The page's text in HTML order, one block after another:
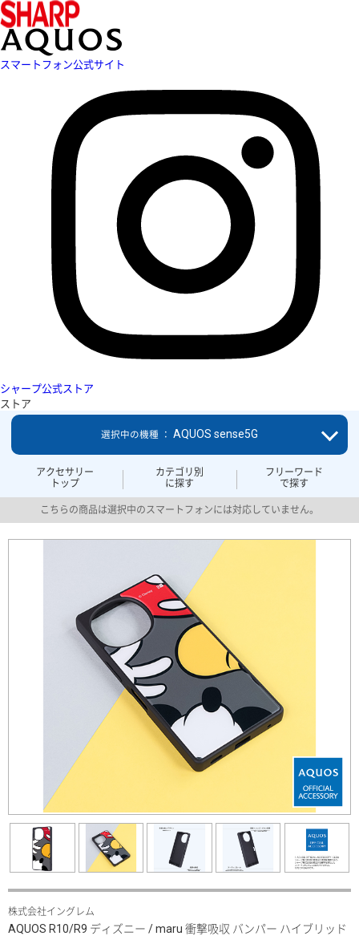
スマートフォン公式サイト
シャープ公式ストア
ストア
アクセサリー
トップ
カテゴリ別
に探す
フリーワード
で探す
選択中の機種 ： AQUOS sense5G
こちらの商品は選択中のスマートフォンには対応していません。
株式会社イングレム
AQUOS R10/R9 ディズニー / maru 衝撃吸収 バンパー ハイブリッド